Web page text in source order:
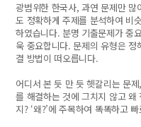
광범위한 한국사, 과연 문제만 많
도 정확하게 주제를 분석하여 비
하였습니다. 분명 기출문제가 중
욱 중요합니다. 문제의 유형은
결 방법이 떠오릅니다.
어디서 본 듯 만 듯 헷갈리는 문
를 해결하는 것에 그치지 않고 왜
지? ‘왜?’에 주목하여 똑똑하고